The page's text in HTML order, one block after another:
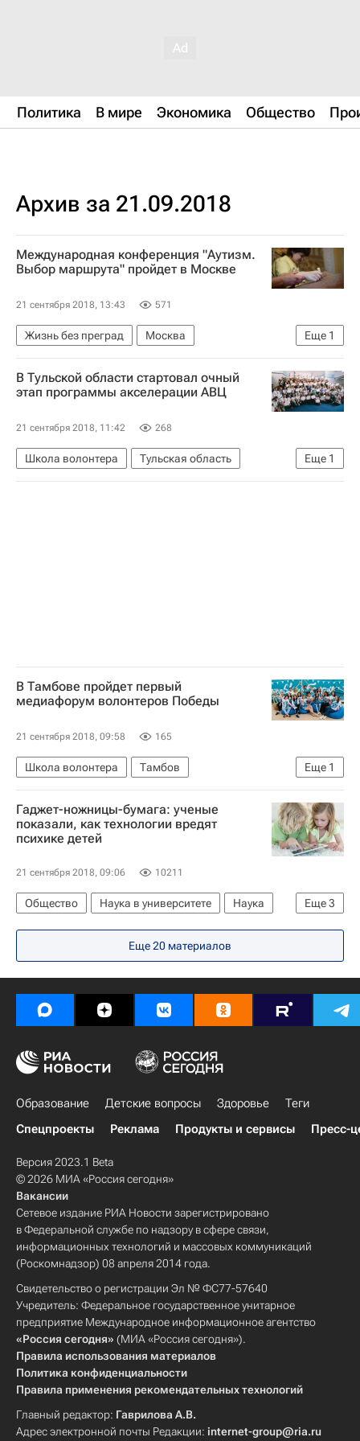
Политика В мире Экономика Общество
Архив за 21.09.2018
Международная конференция "Аутизм.
Выбор маршрута" пройдет в Москве
21 сентября 2018, 13:43 571
Еще 1
Жизнь без преград
Москва
Социальный навигатор
В Тульской области стартовал очный
этап программы акселерации АВЦ
21 сентября 2018, 11:42 268
Еще 1
Школа волонтера
Тульская область
Волонтерство в России
В Тамбове пройдет первый
медиафорум волонтеров Победы
21 сентября 2018, 09:58 165
Еще 1
Школа волонтера
Тамбов
Волонтерство в России
Гаджет-ножницы-бумага: ученые
показали, как технологии вредят
психике детей
21 сентября 2018, 09:06 10211
Еще3
Общество Наука в университете
Наука
СН_Образование
Университетская наука
Еще 20 материалов
Образование Детские вопросы Здоровье
Теги
Спецпроекты
Реклама Продукты и сервисы Пресс-
Версия 2023.1 Beta
© 2026 МИА «Россия сегодня»
Вакансии
Сетевое издание РИА Новости зарегистрировано
в Федеральной службе по надзору в сфере связи,
информационных технологий и массовых коммуникаций
(Роскомнадзор) 08 апреля 2014 года.
Свидетельство о регистрации Эл № ФС77-57640
Учредитель: Федеральное государственное унитарное
предприятие Международное информационное агентство
«Россия сегодня» (МИА «Россия сегодня»).
Правила использования материалов
Политика конфиденциальности
Правила применения рекомендательных технологий
Главный редактор: Гаврилова А.В.
Адрес электронной почты Редакции: internet-group@ria.ru